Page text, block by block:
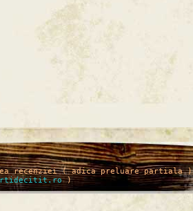
recenziei ( adica preluare partiala )
)